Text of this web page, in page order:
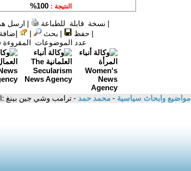
| نسخة قابلة للطباعة | ارسل
|حفظ | بحث |
عدد الموضوعات المقروءة
مواضيع وابحاث سياسية - محمد حمد - ترامب وشي جين بينغ